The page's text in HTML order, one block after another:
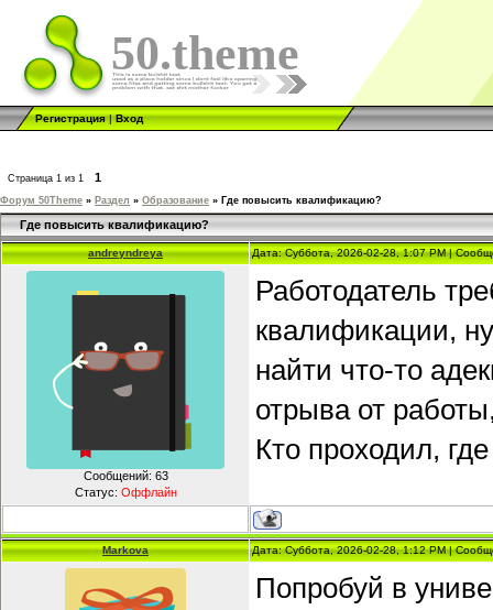
50.theme
Регистрация|Вход
Страница 1 из 1 1
Форум 50Theme » Раздел » Образование » Где повысить квалификацию?
Где повысить квалификацию?
andreyndreya Дата: Суббота, 2026-02-28, 1:07 PM |
Сообщений: 63
Статус: Оффлайн
Работодатель
квалификации,
найти что-то
отрыва от
Кто проходил,
Markova Дата: Суббота, 2026-02-28, 1:12 PM |
Попробуй в